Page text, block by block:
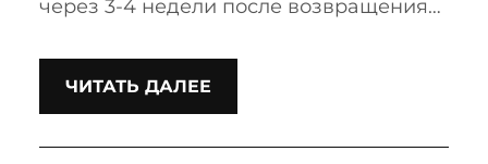
через 3-4 недели после возвращения…
ЧИТАТЬ ДАЛЕЕ